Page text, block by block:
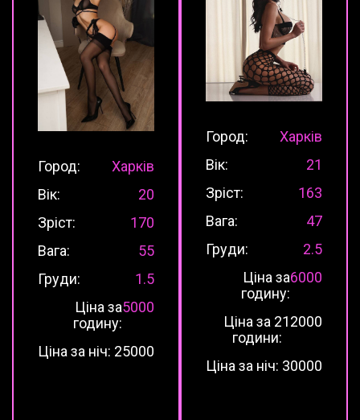
Город:
Харків
Вік:
20
Зріст:
170
Вага:
55
Груди:
1.5
Ціна за
годину:
5000
Ціна за ніч: 25000
Город:
Харків
Вік:
21
Зріст:
163
Вага:
47
Груди:
2.5
Ціна за
годину:
6000
Ціна за 2
години:
12000
Ціна за ніч: 30000